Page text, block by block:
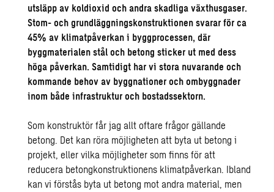
utsläpp av koldioxid och andra skadliga växthusgaser.
Stom- och grundläggningskonstruktionen svarar för ca
45% av klimatpåverkan i byggprocessen, där
byggmaterialen stål och betong sticker ut med dess
höga påverkan. Samtidigt har vi stora nuvarande och
kommande behov av byggnationer och ombyggnader
inom både infrastruktur och bostadssektorn.
Som konstruktör får jag allt oftare frågor gällande
betong. Det kan röra möjligheten att byta ut betong i
projekt, eller vilka möjligheter som finns för att
reducera betongkonstruktionens klimatpåverkan. Ibland
kan vi förstås byta ut betong mot andra material, men